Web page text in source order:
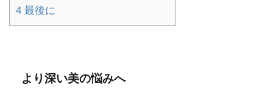
4 最後に
より深い美の悩みへ